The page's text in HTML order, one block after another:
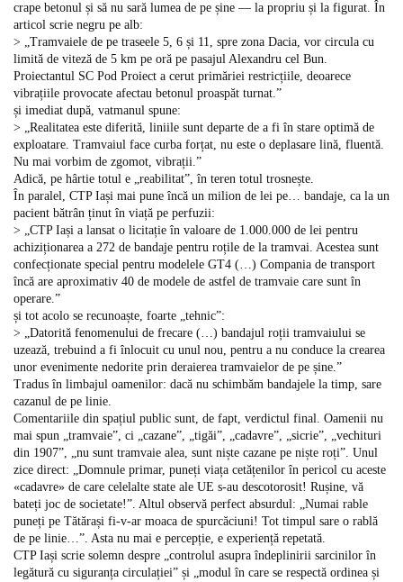
crape betonul și să nu sară lumea de pe șine — la propriu și la figurat. În
articol scrie negru pe alb:
> „Tramvaiele de pe traseele 5, 6 și 11, spre zona Dacia, vor circula cu
limită de viteză de 5 km pe oră pe pasajul Alexandru cel Bun.
Proiectantul SC Pod Proiect a cerut primăriei restricțiile, deoarece
vibrațiile provocate afectau betonul proaspăt turnat.”
și imediat după, vatmanul spune:
> „Realitatea este diferită, liniile sunt departe de a fi în stare optimă de
exploatare. Tramvaiul face curba forțat, nu este o deplasare lină, fluentă.
Nu mai vorbim de zgomot, vibrații.”
Adică, pe hârtie totul e „reabilitat”, în teren totul trosnește.
În paralel, CTP Iași mai pune încă un milion de lei pe… bandaje, ca la un
pacient bătrân ținut în viață pe perfuzii:
> „CTP Iași a lansat o licitație în valoare de 1.000.000 de lei pentru
achiziționarea a 272 de bandaje pentru roțile de la tramvai. Acestea sunt
confecționate special pentru modelele GT4 (…) Compania de transport
încă are aproximativ 40 de modele de astfel de tramvaie care sunt în
operare.”
și tot acolo se recunoaște, foarte „tehnic”:
> „Datorită fenomenului de frecare (…) bandajul roții tramvaiului se
uzează, trebuind a fi înlocuit cu unul nou, pentru a nu conduce la crearea
unor evenimente nedorite prin deraierea tramvaielor de pe șine.”
Tradus în limbajul oamenilor: dacă nu schimbăm bandajele la timp, sare
cazanul de pe linie.
Comentariile din spațiul public sunt, de fapt, verdictul final. Oamenii nu
mai spun „tramvaie”, ci „cazane”, „tigăi”, „cadavre”, „sicrie”, „vechituri
din 1907”, „nu sunt tramvaie alea, sunt niște cazane pe niște roți”. Unul
zice direct: „Domnule primar, puneți viața cetățenilor în pericol cu aceste
«cadavre» de care celelalte state ale UE s-au descotorosit! Rușine, vă
bateți joc de societate!”. Altul observă perfect absurdul: „Numai rable
puneți pe Tătărași fi-v-ar moaca de spurcăciuni! Tot timpul sare o rablă
de pe linie…”. Asta nu mai e percepție, e experiență repetată.
CTP Iași scrie solemn despre „controlul asupra îndeplinirii sarcinilor în
legătură cu siguranța circulației” și „modul în care se respectă ordinea și